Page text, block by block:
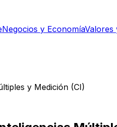
Negocios y EconomíaValores
y Medición (CI)